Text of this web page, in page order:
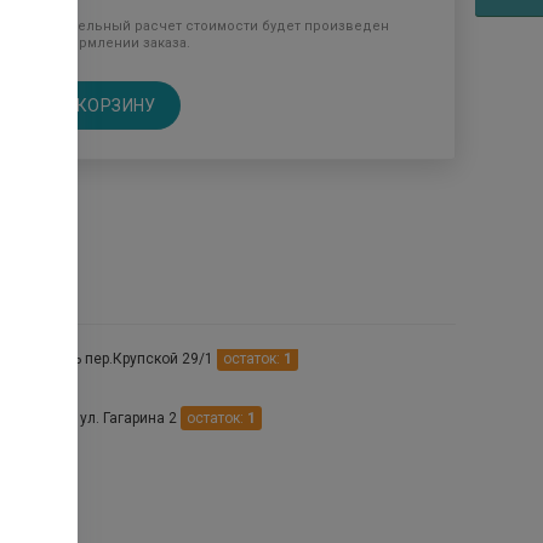
Окончательный расчет стоимости будет произведен
при оформлении заказа.
В КОРЗИНУ
пер.Крупской 29/1 остаток: 1
ул. Гагарина 2 остаток: 1